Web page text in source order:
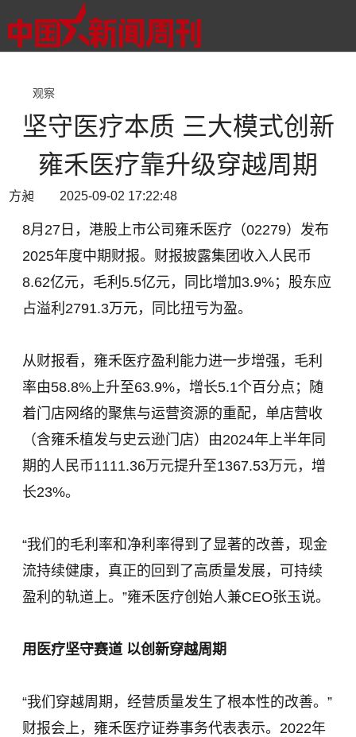
观察
坚守医疗本质 三大模式创新
雍禾医疗靠升级穿越周期
方昶 2025-09-02 17:22:48
8月27日，港股上市公司雍禾医疗（02279）发布
2025年度中期财报。财报披露集团收入人民币
8.62亿元，毛利5.5亿元，同比增加3.9%；股东应
占溢利2791.3万元，同比扭亏为盈。
从财报看，雍禾医疗盈利能力进一步增强，毛利
率由58.8%上升至63.9%，增长5.1个百分点；随
着门店网络的聚焦与运营资源的重配，单店营收
（含雍禾植发与史云逊门店）由2024年上半年同
期的人民币1111.36万元提升至1367.53万元，增
长23%。
“我们的毛利率和净利率得到了显著的改善，现金
流持续健康，真正的回到了高质量发展，可持续
盈利的轨道上。”雍禾医疗创始人兼CEO张玉说。
用医疗坚守赛道 以创新穿越周期
“我们穿越周期，经营质量发生了根本性的改善。”
财报会上，雍禾医疗证券事务代表表示。2022年